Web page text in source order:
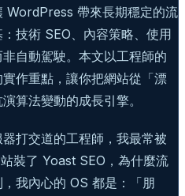
WordPress 帶來長期穩定的流
技術 SEO、內容策略、使用
自動駕駛。本文以工程師的
作重點，讓你把網站從「漂
算法變動的成長引擎。
打交道的工程師，我最常被
裝了 Yoast SEO，為什麼流
我內心的 OS 都是：「朋